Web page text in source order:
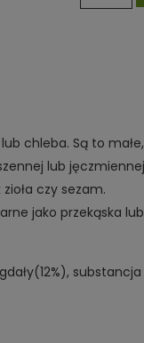
chleba. Są to
lub
czy sezam.
jako przekąska